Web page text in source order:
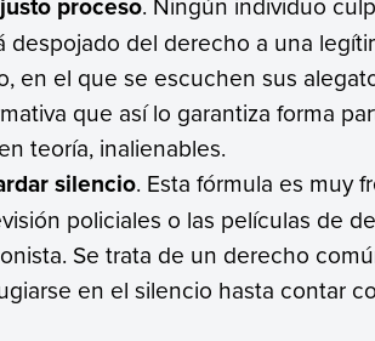
despojado del derecho a una
en el que se escuchen sus
que así lo garantiza forma
teoría, inalienables.
silencio. Esta fórmula es muy
policiales o las películas de
Se trata de un derecho
en el silencio hasta contar